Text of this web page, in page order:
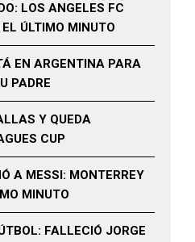
LOS ANGELES FC
ÚLTIMO MINUTO
EN ARGENTINA PARA
PADRE
Y QUEDA
CUP
A MESSI: MONTERREY
MINUTO
FALLECIÓ JORGE